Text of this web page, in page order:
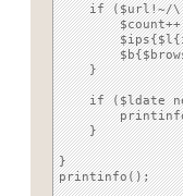
if ($url!~/
	$count++;
	$ips{$l{ip}}++;
    }
if ($ldate
	printinfo();
    }
}
printinfo();